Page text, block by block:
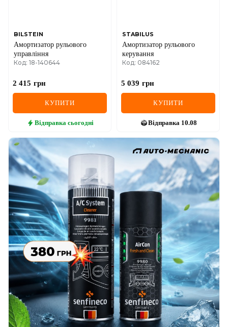
BILSTEIN
Амортизатор рульового
управління
Код: 18-140644
2 415 грн
КУПИТИ
Відправка сьогодні
STABILUS
Амортизатор рульового
керування
Код: 084162
5 039 грн
КУПИТИ
Відправка 10.08